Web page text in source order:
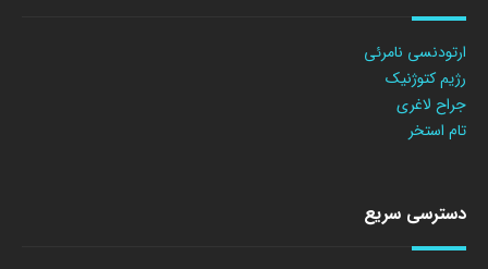
ارتودنسی نامرئی
رژیم کتوژنیک
جراح لاغری
تام استخر
دسترسی سریع